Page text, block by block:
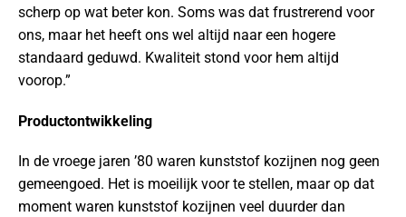
scherp op wat beter kon. Soms was dat frustrerend voor
ons, maar het heeft ons wel altijd naar een hogere
standaard geduwd. Kwaliteit stond voor hem altijd
voorop.”
Productontwikkeling
In de vroege jaren ’80 waren kunststof kozijnen nog geen
gemeengoed. Het is moeilijk voor te stellen, maar op dat
moment waren kunststof kozijnen veel duurder dan